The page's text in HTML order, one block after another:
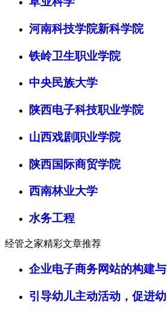
河南科技学院新科学院
铁岭卫生职业学院
中央民族大学
陕西电子科技职业学院
山西戏剧职业学院
陕西国际商贸学院
西南林业大学
水务工程
经管之家精彩文章推荐
企业电子商务网站的构建与
引导幼儿主动活动，促进幼